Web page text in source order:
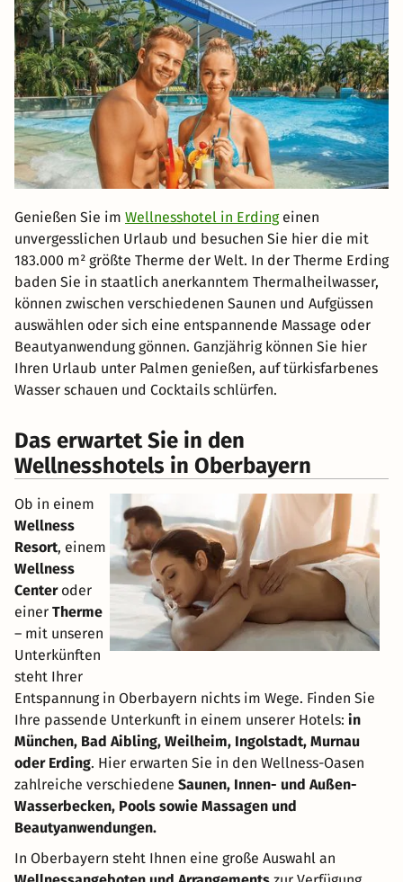
Genießen Sie im Wellnesshotel in Erdingeinen
unvergesslichen Urlaub und besuchen Sie hier die mit
183.000 m² größte Therme der Welt. In der Therme Erding
baden Sie in staatlich anerkanntem Thermalheilwasser,
können zwischen verschiedenen Saunen und Aufgüssen
auswählen oder sich eine entspannende Massage oder
Beautyanwendung gönnen. Ganzjährig können Sie hier
Ihren Urlaub unter Palmen genießen, auf türkisfarbenes
Wasser schauen und Cocktails schlürfen.
Das erwartet Sie in den
Wellnesshotels in Oberbayern
Ob in einem
Wellness
Resort, einem
Wellness
Centeroder
einer Therme
– mit unseren
Unterkünften
steht Ihrer
Entspannung in Oberbayern nichts im Wege. Finden Sie
Ihre passende Unterkunft in einem unserer Hotels: in
München, Bad Aibling, Weilheim, Ingolstadt, Murnau
oder Erding. Hier erwarten Sie in den Wellness-Oasen
zahlreiche verschiedene Saunen, Innen- und Außen-
Wasserbecken, Pools sowie Massagen und
Beautyanwendungen.
In Oberbayern steht Ihnen eine große Auswahl an